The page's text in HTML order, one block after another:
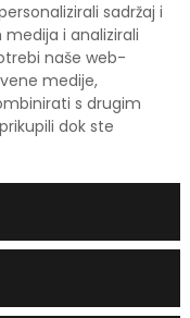
OUTLET10
sadržaj i
i analizirali
naše web-
medije,
s drugim
dok ste